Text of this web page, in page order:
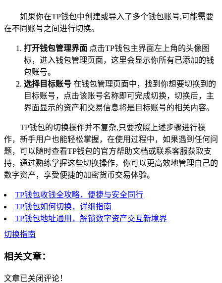
如果你在TP钱包中创建或导入了多个钱包账号,可能需要
在不同账号之间进行切换。
打开钱包管理界面 点击TP钱包主界面左上角的头像图
标，进入钱包管理页面，这里会显示你所有已添加的钱
包账号。
选择目标账号 在钱包管理页面中，找到你想要切换到的
目标账号，点击该账号名称即可完成切换，切换后，主
界面显示的资产和交易信息将是目标账号的相关内容。
TP钱包的切换操作并不复杂,只要按照上述步骤进行操
作，新手用户也能轻松掌握，在使用过程中，如果遇到任何问
题，可以随时查看TP钱包的官方帮助文档或联系客服获取支
持，通过熟练掌握这些切换操作，你可以更高效地管理自己的
数字资产，享受便捷的加密货币交易体验。
TP钱包收钱全攻略，便捷与安全同行
TP钱包如何切换，详细指南
TP钱包地址通用，解锁数字资产交互新境界
切换指南
相关文章：
文章已关闭评论！